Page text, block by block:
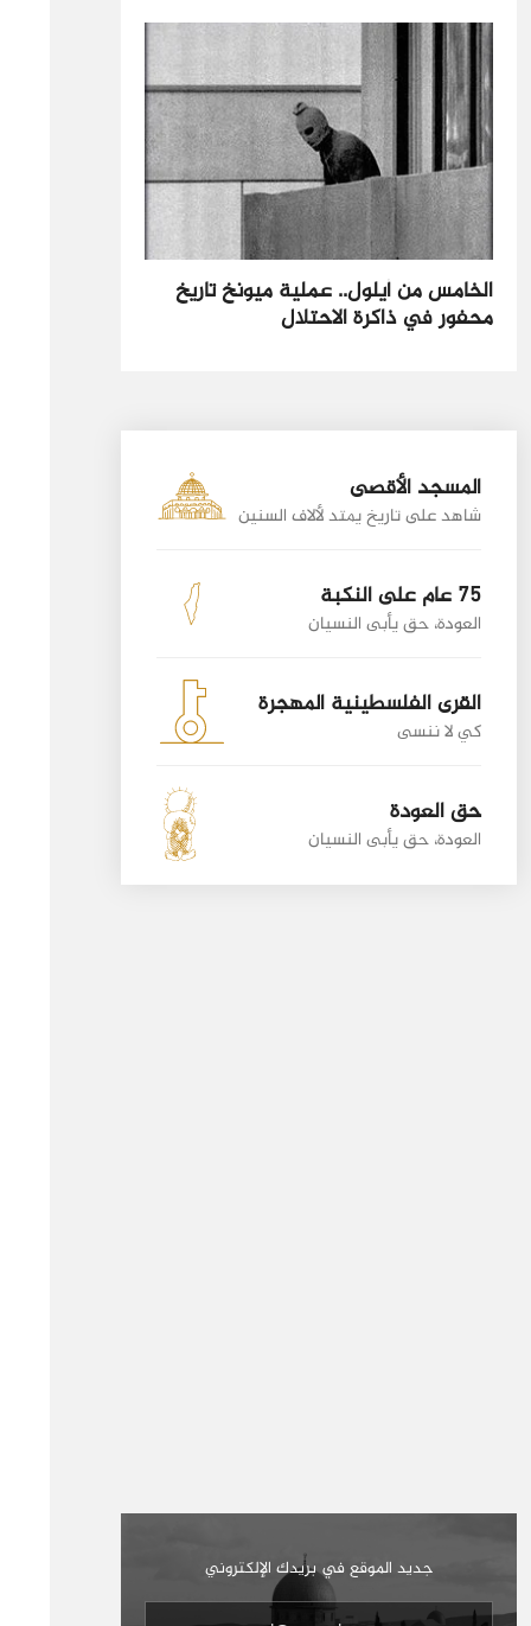
الخامس من أيلول.. عملية ميونخ تاريخ
محفور في ذاكرة الاحتلال
المسجد الأقصى
شاهد على تاريخ يمتد لألاف السنين
75 عام على النكبة
العودة، حق يأبى النسيان
القرى الفلسطينية المهجرة
كي لا ننسى
حق العودة
العودة، حق يأبى النسيان
جديد الموقع في بريدك الإلكتروني